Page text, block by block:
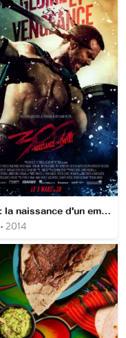
300 : la naissance d'un empire
2014